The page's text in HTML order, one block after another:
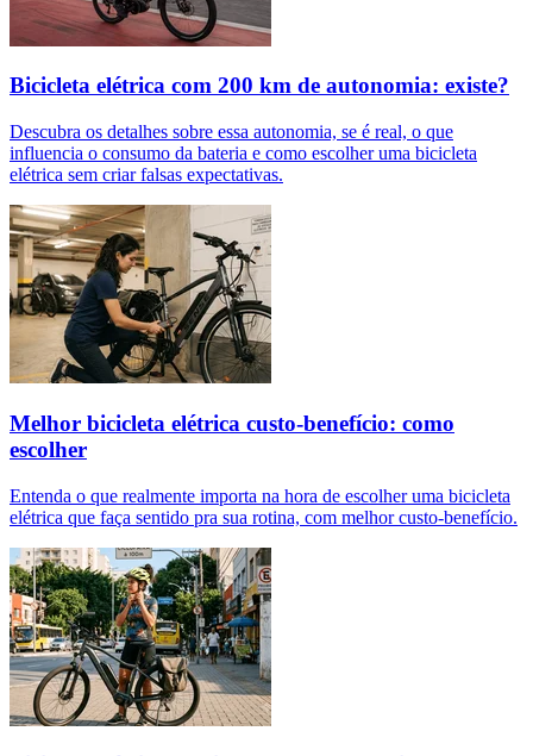
Bicicleta elétrica com 200 km de autonomia: existe?
Descubra os detalhes sobre essa autonomia, se é real, o que
influencia o consumo da bateria e como escolher uma bicicleta
elétrica sem criar falsas expectativas.
Melhor bicicleta elétrica custo-benefício: como
escolher
Entenda o que realmente importa na hora de escolher uma bicicleta
elétrica que faça sentido pra sua rotina, com melhor custo-benefício.